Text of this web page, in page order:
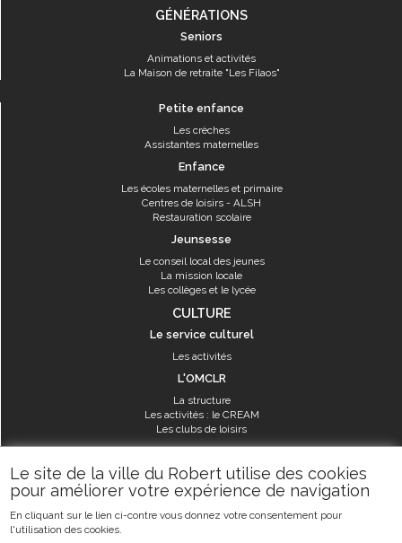
Le site de la ville du Robert utilise des cookies
pour améliorer votre expérience de navigation
En cliquant sur le lien ci-contre vous donnez votre consentement pour
l'utilisation des cookies.
GÉNÉRATIONS
Seniors
Animations et activités
La Maison de retraite "Les Filaos"
Petite enfance
Les crèches
Assistantes maternelles
Enfance
Les écoles maternelles et primaire
Centres de loisirs - ALSH
Restauration scolaire
Jeunsesse
Le conseil local des jeunes
La mission locale
Les collèges et le lycée
CULTURE
Le service culturel
Les activités
L'OMCLR
La structure
Les activités : le CREAM
Les clubs de loisirs
SPORT
Les équipements sportifs
Les aménagements municipaux
Les activités